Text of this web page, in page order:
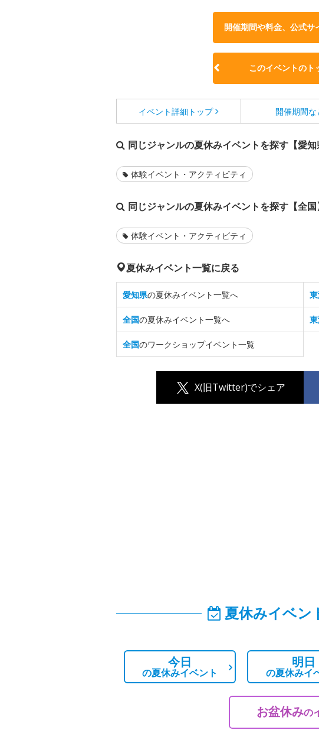
開催期間や料金、公式サ
このイベントのト
イベント詳細 トップ 開催期間な
同じジャンルの夏休みイベントを探す【愛知
体験イベント・アクティビティ
同じジャンルの夏休みイベントを探す【全国】
体験イベント・アクティビティ
夏休みイベント一覧に戻る
愛知県の夏休みイベント一覧へ
全国の夏休みイベント一覧へ
全国のワークショップイベント一覧
X(旧Twitter)でシェア
夏休みイベン
今日
の夏休みイベント
明日
の夏休みイ
お盆休みの